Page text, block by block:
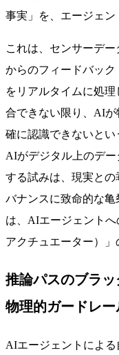
事実」を、エージェン
これは、センサーデ
からのフィードバック
をリアルタイムに処
合できない限り、AI
確に認識できないとい
AIがデジタル上のデ
する試みは、現実と
バナンスに致命的な
は、AIエージェント
アクチュエーター）」
推論パスのブラッ
物理的ガードレ
AIエージェントによ